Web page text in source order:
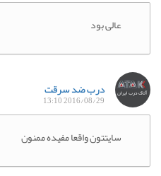
عالی بود
درب ضد سرقت
2016/08/29 13:10
سایتتون واقعا مفیده ممنون